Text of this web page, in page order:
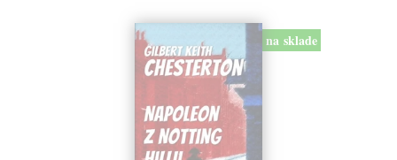
na sklade